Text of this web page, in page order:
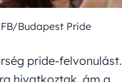
Budapest Pride
pride-felvonulást.
hivatkoztak, ám a